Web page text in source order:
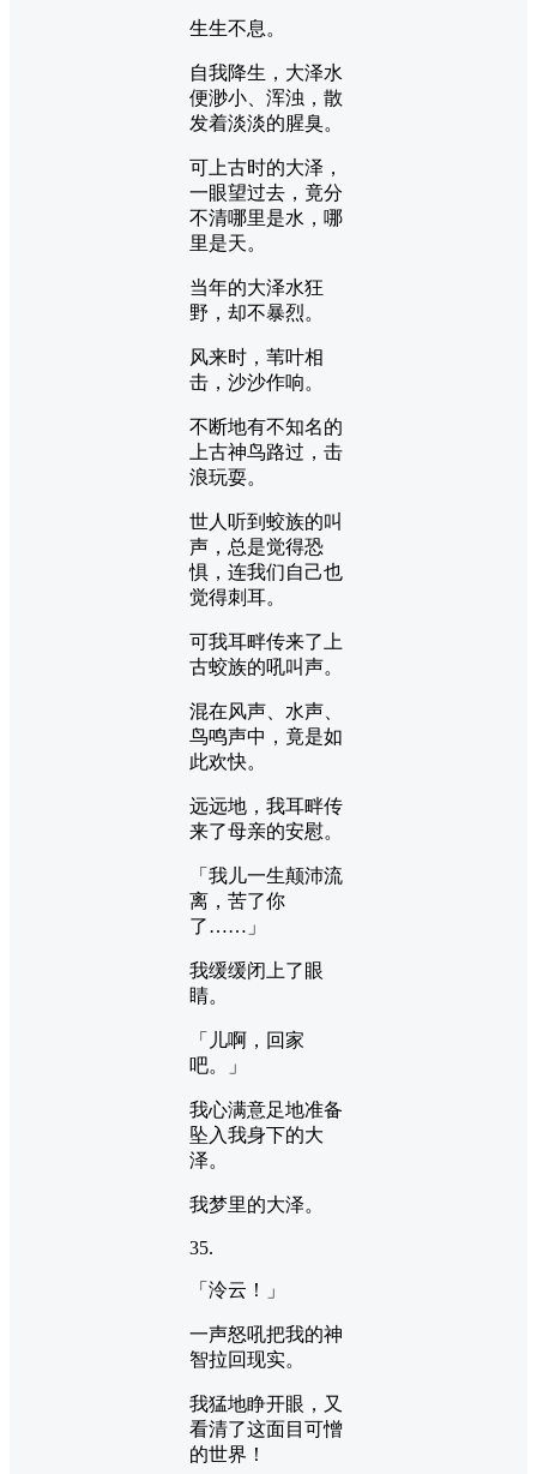
生生不息。
自我降生，大泽水
便渺小、浑浊，散
发着淡淡的腥臭。
可上古时的大泽，
一眼望过去，竟分
不清哪里是水，哪
里是天。
当年的大泽水狂
野，却不暴烈。
风来时，苇叶相
击，沙沙作响。
不断地有不知名的
上古神鸟路过，击
浪玩耍。
世人听到蛟族的叫
声，总是觉得恐
惧，连我们自己也
觉得刺耳。
可我耳畔传来了上
古蛟族的吼叫声。
混在风声、水声、
鸟鸣声中，竟是如
此欢快。
远远地，我耳畔传
来了母亲的安慰。
「我儿一生颠沛流
离，苦了你
了……」
我缓缓闭上了眼
睛。
「儿啊，回家
吧。」
我心满意足地准备
坠入我身下的大
泽。
我梦里的大泽。
35.
「泠云！」
一声怒吼把我的神
智拉回现实。
我猛地睁开眼，又
看清了这面目可憎
的世界！